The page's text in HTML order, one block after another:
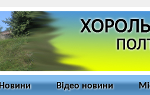
Новини Відео новини